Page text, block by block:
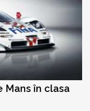
Mans în clasa